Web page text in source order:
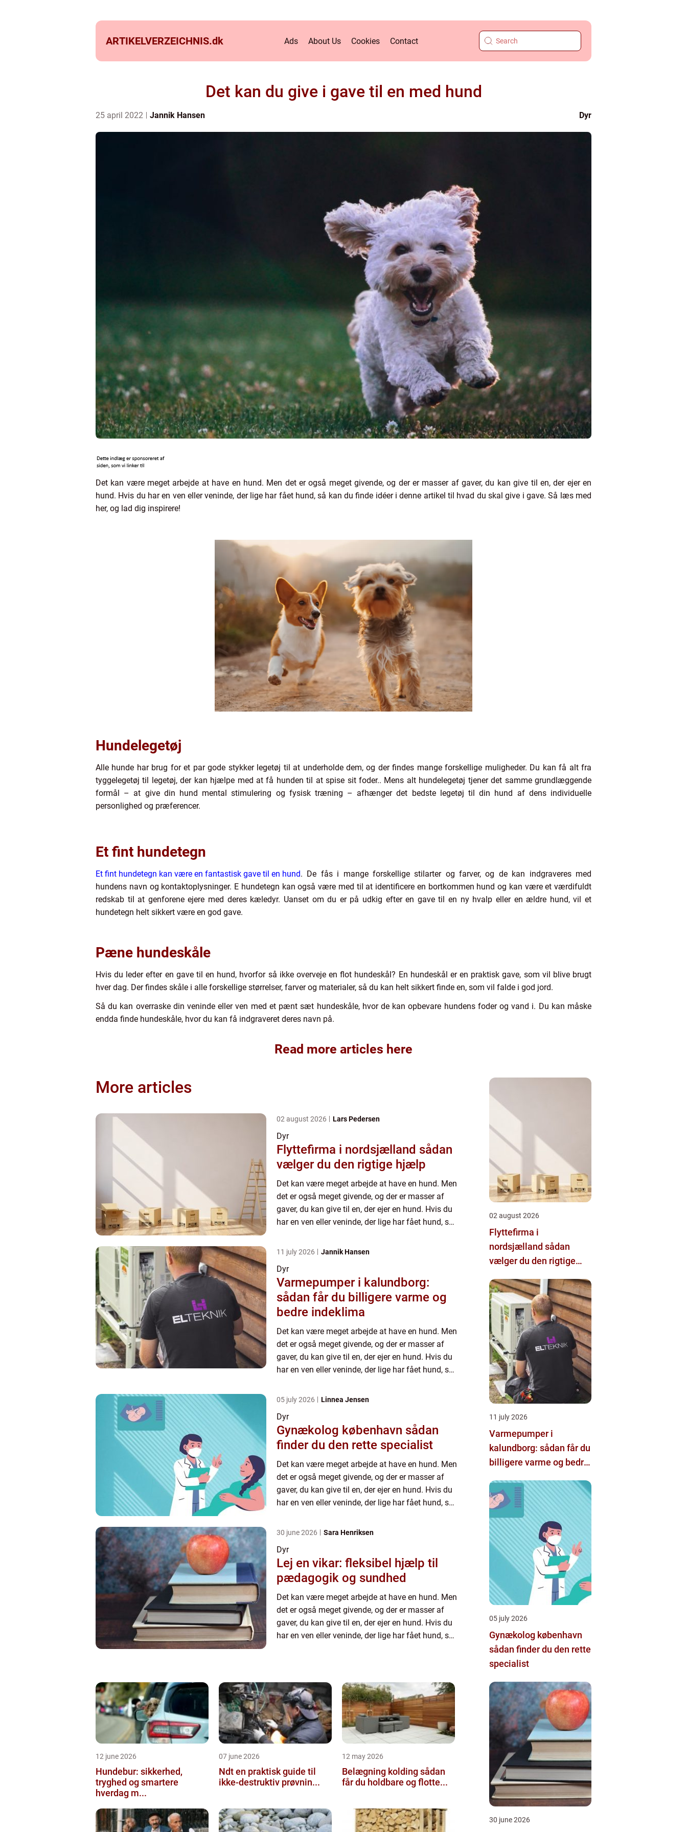
ARTIKELVERZEICHNIS.dk Ads About Us Cookies Contact
Det kan du give i gave til en med hund
25 april 2022 Jannik Hansen Dyr
Det kan være meget arbejde at have en hund. Men det er også meget givende, og der er masser af gaver, du kan give til en, der ejer en
hund. Hvis du har en ven eller veninde, der lige har fået hund, så kan du finde idéer i denne artikel til hvad du skal give i gave. Så læs med
her, og lad dig inspirere!
Hundelegetøj
Alle hunde har brug for et par gode stykker legetøj til at underholde dem, og der findes mange forskellige muligheder. Du kan få alt fra
tyggelegetøj til legetøj, der kan hjælpe med at få hunden til at spise sit foder.. Mens alt hundelegetøj tjener det samme grundlæggende
formål – at give din hund mental stimulering og fysisk træning – afhænger det bedste legetøj til din hund af dens individuelle
personlighed og præferencer.
Et fint hundetegn
Et fint hundetegn kan være en fantastisk gave til en hund. De fås i mange forskellige stilarter og farver, og de kan indgraveres med
hundens navn og kontaktoplysninger. E hundetegn kan også være med til at identificere en bortkommen hund og kan være et værdifuldt
redskab til at genforene ejere med deres kæledyr. Uanset om du er på udkig efter en gave til en ny hvalp eller en ældre hund, vil et
hundetegn helt sikkert være en god gave.
Pæne hundeskåle
Hvis du leder efter en gave til en hund, hvorfor så ikke overveje en flot hundeskål? En hundeskål er en praktisk gave, som vil blive brugt
hver dag. Der findes skåle i alle forskellige størrelser, farver og materialer, så du kan helt sikkert finde en, som vil falde i god jord.
Så du kan overraske din veninde eller ven med et pænt sæt hundeskåle, hvor de kan opbevare hundens foder og vand i. Du kan måske
endda finde hundeskåle, hvor du kan få indgraveret deres navn på.
Read more articles here
More articles
02 august 2026 Lars Pedersen
Dyr
Flyttefirma i nordsjælland sådan
vælger du den rigtige hjælp
Det kan være meget arbejde at have en hund. Men
det er også meget givende, og der er masser af
gaver, du kan give til en, der ejer en hund. Hvis du
har en ven eller veninde, der lige har fået hund, så
11 july 2026 Jannik Hansen
Dyr
Varmepumper i kalundborg:
sådan får du billigere varme og
bedre indeklima
Det kan være meget arbejde at have en hund. Men
det er også meget givende, og der er masser af
gaver, du kan give til en, der ejer en hund. Hvis du
har en ven eller veninde, der lige har fået hund, så
05 july 2026 Linnea Jensen
Dyr
Gynækolog københavn sådan
finder du den rette specialist
Det kan være meget arbejde at have en hund. Men
det er også meget givende, og der er masser af
gaver, du kan give til en, der ejer en hund. Hvis du
har en ven eller veninde, der lige har fået hund, så
30 june 2026 Sara Henriksen
Dyr
Lej en vikar: fleksibel hjælp til
pædagogik og sundhed
Det kan være meget arbejde at have en hund. Men
det er også meget givende, og der er masser af
gaver, du kan give til en, der ejer en hund. Hvis du
har en ven eller veninde, der lige har fået hund, så
12 june 2026
Hundebur: sikkerhed,
tryghed og smartere
hverdag m...
07 june 2026
Ndt en praktisk guide til
ikke-destruktiv prøvnin...
12 may 2026
Belægning kolding sådan
får du holdbare og flotte...
02 august 2026
Flyttefirma i
nordsjælland sådan
vælger du den rigtige
11 july 2026
Varmepumper i
kalundborg: sådan får du
billigere varme og bedre
05 july 2026
Gynækolog københavn
sådan finder du den rette
specialist
30 june 2026